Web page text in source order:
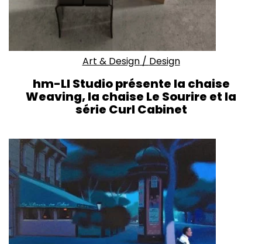
Art & Design/ Design
hm-LI Studio présente la chaise
Weaving, la chaise Le Sourire et la
série Curl Cabinet